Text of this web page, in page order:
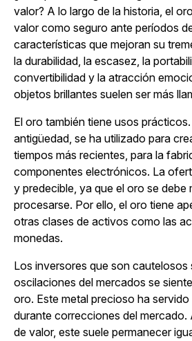
valor? A lo largo de la historia, el
valor como seguro ante períodos
características que mejoran su
la durabilidad, la escasez, la
convertibilidad y la atracción
objetos brillantes suelen ser más
El oro también tiene usos
antigüedad, se ha utilizado para
tiempos más recientes, para la
componentes electrónicos. La
y predecible, ya que el oro se debe
procesarse. Por ello, el oro tiene
otras clases de activos como las
monedas.
Los inversores que son cautelosos
oscilaciones del mercados se
oro. Este metal precioso ha
durante correcciones del mercado.
de valor, este suele permanecer